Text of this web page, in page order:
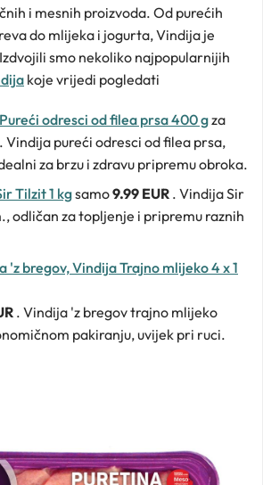
i mesnih proizvoda. Od purećih
do mlijeka i jogurta, Vindija je
smo nekoliko najpopularnijih
koje vrijedi pogledati
odresci od filea prsa 400 gza
. Vindija pureći odresci od filea prsa,
za brzu i zdravu pripremu obroka.
Tilzit 1 kgsamo9.99 EUR . Vindija Sir
odličan za topljenje i pripremu raznih
'z bregov, Vindija Trajno mlijeko 4 x 1
. Vindija 'z bregov trajno mlijeko
pakiranju, uvijek pri ruci.